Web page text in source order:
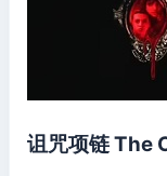
诅咒项链 The